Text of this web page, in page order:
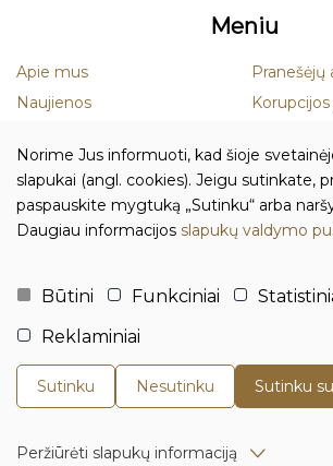
Meniu
Apie mus
Naujienos
Leidiniai
Duomenų apsauga
Pranešėjų
prevencija
Kontaktai ir
Biudžetinė įstaiga Lietuvos
Adresas: Tilto g. 17, 01101 Vilnius,
Tel.:+370 5 261 4436
El. p.:
istorija@istorija.lt
© Lietuvos istorijos institutas 2022 |
Norime Jus informuoti, kad šioje
slapukai (angl. cookies). Jeigu sutinkate,
paspauskite mygtuką „Sutinku“ arba
Daugiau informacijos slapukų valdymo
Būtini Funkciniai
Reklaminiai
Sutinku Nesutinku Sutinku
Peržiūrėti slapukų informaciją